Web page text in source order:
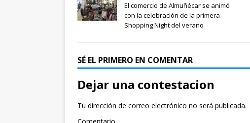
El comercio de Almuñécar se animó
con la celebración de la primera
Shopping Night del verano
SÉ EL PRIMERO EN COMENTAR
Dejar una contestacion
Tu dirección de correo electrónico no será publicada.